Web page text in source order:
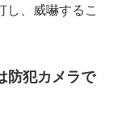
し、威嚇するこ
防犯カメラで